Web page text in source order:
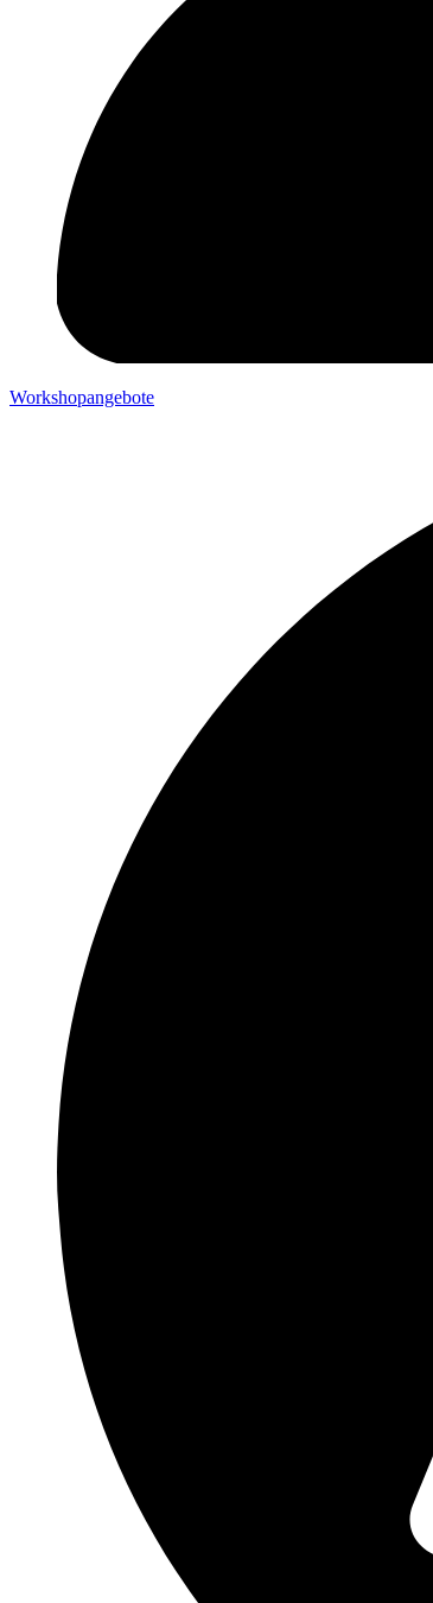
Workshopangebote